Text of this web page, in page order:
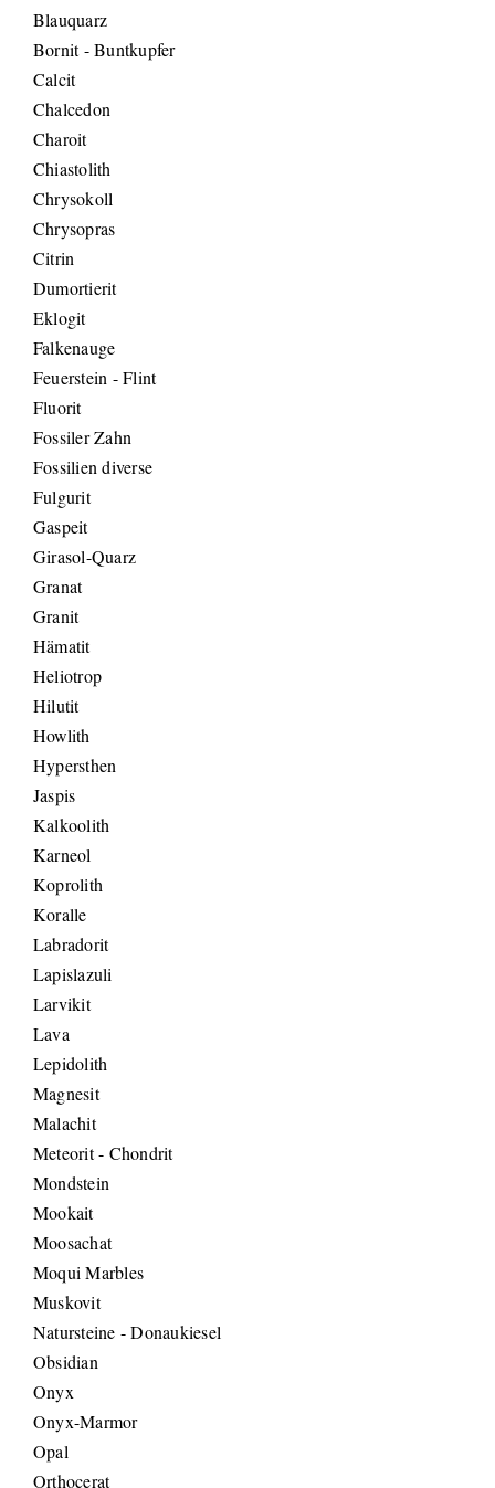
Blauquarz
Bornit - Buntkupfer
Calcit
Chalcedon
Charoit
Chiastolith
Chrysokoll
Chrysopras
Citrin
Dumortierit
Eklogit
Falkenauge
Feuerstein - Flint
Fluorit
Fossiler Zahn
Fossilien diverse
Fulgurit
Gaspeit
Girasol-Quarz
Granat
Granit
Hämatit
Heliotrop
Hilutit
Howlith
Hypersthen
Jaspis
Kalkoolith
Karneol
Koprolith
Koralle
Labradorit
Lapislazuli
Larvikit
Lava
Lepidolith
Magnesit
Malachit
Meteorit - Chondrit
Mondstein
Mookait
Moosachat
Moqui Marbles
Muskovit
Natursteine - Donaukiesel
Obsidian
Onyx
Onyx-Marmor
Opal
Orthocerat